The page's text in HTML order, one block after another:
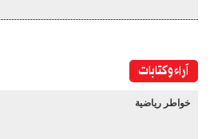
آراء وكتابات
خواطر رياضية